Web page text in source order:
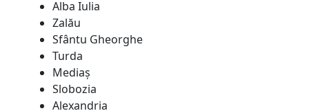
Alba Iulia
Zalău
Sfântu Gheorghe
Turda
Mediaş
Slobozia
Alexandria